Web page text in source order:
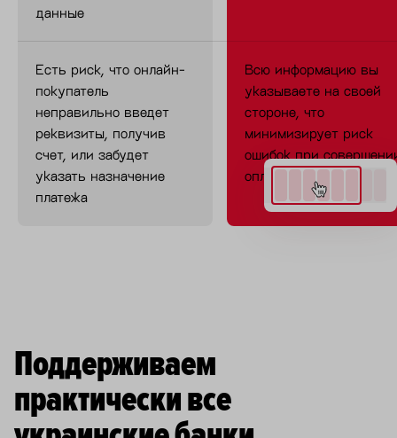
данные
Есть риск, что онлайн-
покупатель
неправильно введет
реквизиты, получив
счет, или забудет
указать назначение
платежа
Всю информацию вы
указываете на своей
стороне, что
минимизирует риск
ошибок при
оплаты
Поддерживаем
практически все